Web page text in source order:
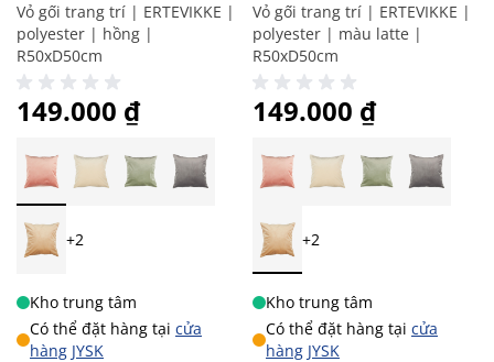
Vỏ gối trang trí | ERTEVIKKE |
polyester | hồng |
R50xD50cm
149.000 ₫
+2
Kho trung tâm
Có thể đặt hàng tại cửa
hàng JYSK
Vỏ gối trang trí | ERTEVIKKE |
polyester | màu latte |
R50xD50cm
149.000 ₫
+2
Kho trung tâm
Có thể đặt hàng tại cửa
hàng JYSK